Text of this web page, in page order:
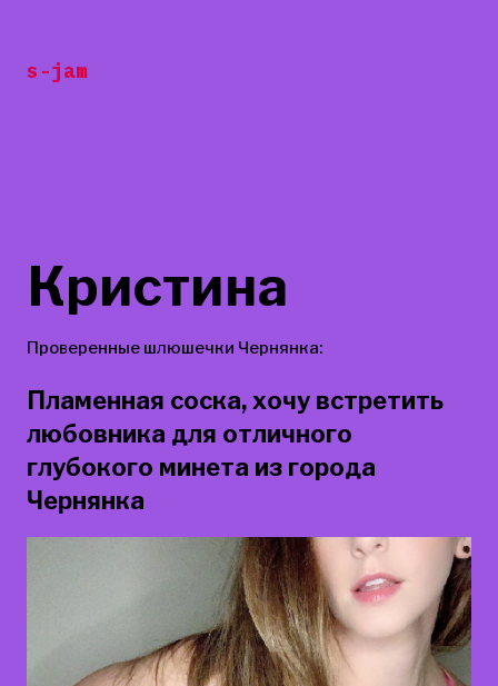
содержанию
s-jam
Кристина
Проверенные шлюшечки Чернянка:
Пламенная соска, хочу встретить
любовника для отличного
глубокого минета из города
Чернянка